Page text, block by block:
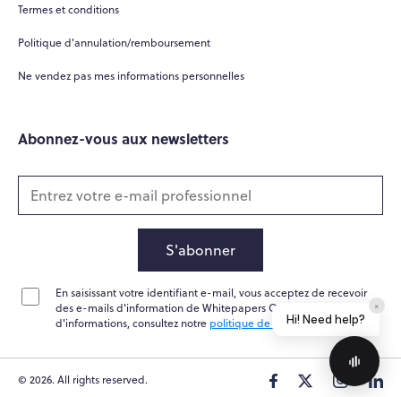
Termes et conditions
Politique d'annulation/remboursement
Ne vendez pas mes informations personnelles
Abonnez-vous aux newsletters
S'abonner
En saisissant votre identifiant e-mail, vous acceptez de recevoir
des e-mails d'information de Whitepapers Online. Pour plus
d'informations, consultez notre politique de confidentialité
© 2026. All rights reserved.
Powered byWhisper.AI